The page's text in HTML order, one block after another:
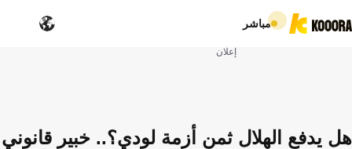
مباشر
إعلان
هل يدفع الهلال ثمن أزمة لودي؟.. خبير قانوني